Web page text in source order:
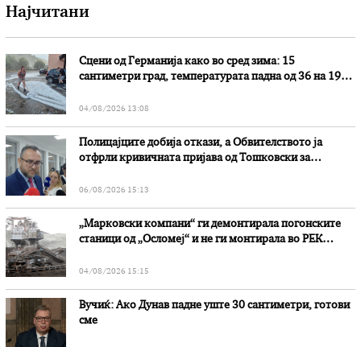
Најчитани
Сцени од Германија како во сред зима: 15
сантиметри град, температурата падна од 36 на 19
04/08/2026 13:08
Полицајците добија откази, а Обвителството ја
отфрли кривичната пријава од Тошковски за
06/08/2026 15:13
„Марковски компани“ ги демонтирала погонските
станици од „Осломеј“ и не ги монтирала во РЕК
04/08/2026 15:15
Вучиќ: Ако Дунав падне уште 30 сантиметри, готови
сме